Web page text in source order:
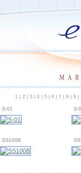
1 | 2 | 3 | 4 | 5 | 6 | 7 | 8 | 9 |
S-01 S-
SS100B